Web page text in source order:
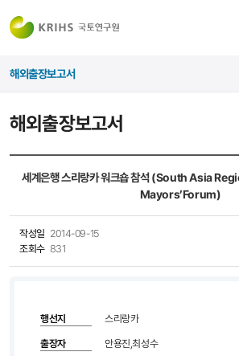
해외출장보고서
해외출장보고서
세계은행 스리랑카 워크숍 참석 (South Asia
Mayors’Forum)
작성일 2014-09-15
조회수 831
행선지 스리랑카
출장자 안용진,최성수